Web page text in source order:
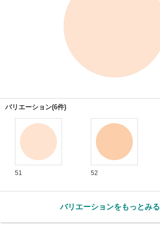
バリエーション(6件)
51 52
バリエーションをもっとみる